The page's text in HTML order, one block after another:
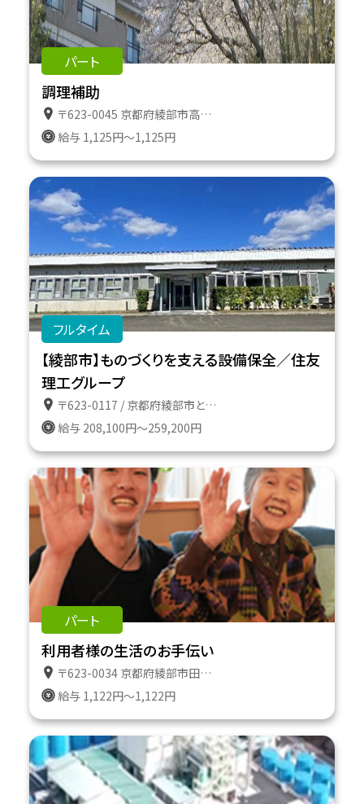
パート
調理補助
〒623-0045 京都府綾部市高津町遠所１番地６１１
給与 1,125円～1,125円
フルタイム
【綾部市】ものづくりを支える設備保全／住友
理工グループ
〒623-0117 / 京都府綾部市とよさか町１番地
給与 208,100円～259,200円
パート
利用者様の生活のお手伝い
〒623-0034 京都府綾部市田野町２番地１８３ 特定施設ケアハウスたのやま
給与 1,122円～1,122円